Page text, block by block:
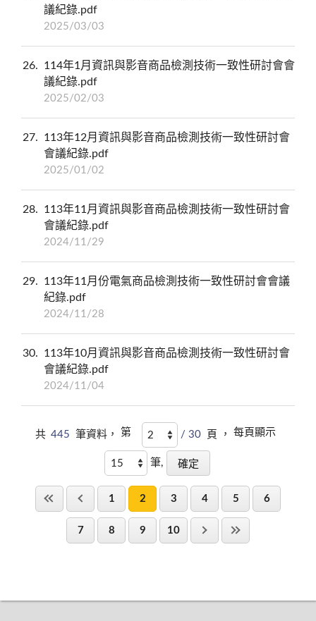
議紀錄.pdf
2025/03/03
26
114年1月資訊與影音商品檢測技術一致性研討會會
議紀錄.pdf
2025/02/03
27
113年12月資訊與影音商品檢測技術一致性研討會
會議紀錄.pdf
2025/01/02
28
113年11月資訊與影音商品檢測技術一致性研討會
會議紀錄.pdf
2024/11/29
29
113年11月份電氣商品檢測技術一致性研討會會議
紀錄.pdf
2024/11/28
30
113年10月資訊與影音商品檢測技術一致性研討會
會議紀錄.pdf
2024/11/04
共 445 筆資料， 第 / 30 頁 ， 每頁顯示
筆,
1 2 3 4 5 6
7 8 9 10